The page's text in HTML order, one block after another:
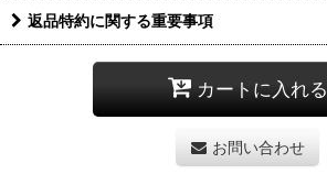
返品特約に関する重要事項
カートに入れる
お問い合わせ